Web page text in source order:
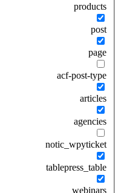
products
post
page
acf-post-type
articles
agencies
notic_wpyticket
tablepress_table
webinars